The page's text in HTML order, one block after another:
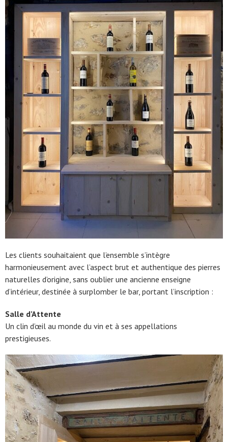
Les clients souhaitaient que l’ensemble s’intègre
harmonieusement avec l’aspect brut et authentique des pierres
naturelles d’origine, sans oublier une ancienne enseigne
d’intérieur, destinée à surplomber le bar, portant l’inscription :
Salle d’Attente
Un clin d’œil au monde du vin et à ses appellations
prestigieuses.